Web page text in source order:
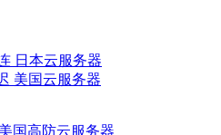
日本云服务器
美国云服务器
美国高防云服务器